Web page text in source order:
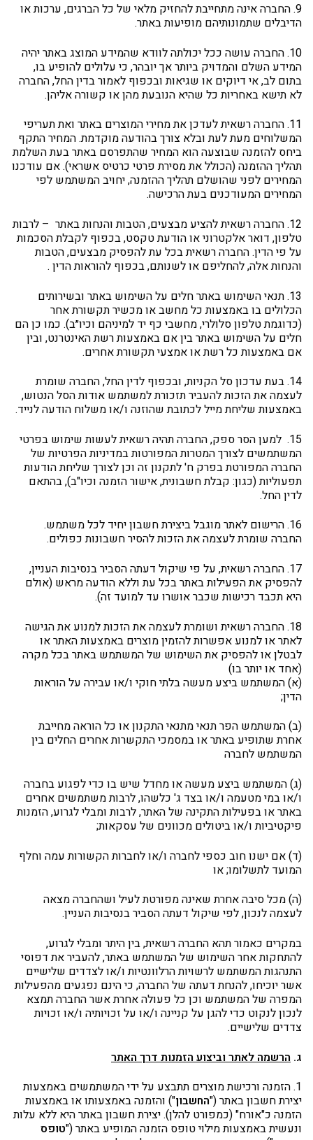
9. החברה אינה מתחייבת להחזיק מלאי של כל הברגים, ערכות או
הדיבלים שתמונותיהם מופיעות באתר.
10. החברה עושה ככל יכולתה לוודא שהמידע המוצג באתר יהיה
המידע השלם והמדויק ביותר אך יובהר, כי עלולים להופיע בו,
בתום לב, אי דיוקים או שגיאות ובכפוף לאמור בדין החל, החברה
לא תישא באחריות כל שהיא הנובעת מהן או קשורה אליהן.
11. החברה רשאית לעדכן את מחירי המוצרים באתר ואת תעריפי
המשלוחים מעת לעת ובלא צורך בהודעה מוקדמת. המחיר התקף
ביחס להזמנה שבוצעה הוא המחיר שהתפרסם באתר בעת השלמת
תהליך ההזמנה (הכולל את מסירת פרטי כרטיס אשראי). אם עודכנו
המחירים לפני שהושלם תהליך ההזמנה, יחויב המשתמש לפי
המחירים המעודכנים בעת הרכישה.
12. החברה רשאית להציע מבצעים, הטבות והנחות באתר – לרבות
טלפון, דואר אלקטרוני או הודעת טקסט, בכפוף לקבלת הסכמות
על פי הדין. החברה רשאית בכל עת להפסיק מבצעים, הטבות
והנחות אלה, להחליפם או לשנותם, בכפוף להוראות הדין .
13. תנאי השימוש באתר חלים על השימוש באתר ובשירותים
הכלולים בו באמצעות כל מחשב או מכשיר תקשורת אחר
(כדוגמת טלפון סלולרי, מחשבי כף יד למיניהם וכיו״ב). כמו כן הם
חלים על השימוש באתר בין אם באמצעות רשת האינטרנט, ובין
אם באמצעות כל רשת או אמצעי תקשורת אחרים.
14. בעת עדכון סל הקניות, ובכפוף לדין החל, החברה שומרת
לעצמה את הזכות להעביר תזכורת למשתמש אודות הסל הנטוש,
באמצעות שליחת מייל לכתובת שהוזנה ו/או משלוח הודעה לנייד.
15. למען הסר ספק, החברה תהיה רשאית לעשות שימוש בפרטי
המשתמשים לצורך המטרות המפורטות במדיניות הפרטיות של
החברה המפורטת בפרק ח' לתקנון זה וכן לצורך שליחת הודעות
תפעוליות (כגון: קבלת חשבונית, אישור הזמנה וכיו"ב), בהתאם
לדין החל.
16. הרישום לאתר מוגבל ביצירת חשבון יחיד לכל משתמש.
החברה שומרת לעצמה את הזכות להסיר חשבונות כפולים.
17. החברה רשאית, על פי שיקול דעתה הסביר בנסיבות העניין,
להפסיק את הפעילות באתר בכל עת וללא הודעה מראש (אולם
היא תכבד רכישות שכבר אושרו עד למועד זה).
18. החברה רשאית ושומרת לעצמה את הזכות למנוע את הגישה
לאתר או למנוע אפשרות להזמין מוצרים באמצעות האתר או
לבטלן או להפסיק את השימוש של המשתמש באתר בכל מקרה
(אחד או יותר בו)
(א) המשתמש ביצע מעשה בלתי חוקי ו/או עבירה על הוראות
הדין;
(ב) המשתמש הפר תנאי מתנאי התקנון או כל הוראה מחייבת
אחרת שתופיע באתר או במסמכי התקשרות אחרים החלים בין
המשתמש לחברה
(ג) המשתמש ביצע מעשה או מחדל שיש בו כדי לפגוע בחברה
ו/או במי מטעמה ו/או בצד ג' כלשהו, לרבות משתמשים אחרים
באתר או בפעילות התקינה של האתר, לרבות ומבלי לגרוע, הזמנות
פיקטיביות ו/או ביטולים מכוונים של עסקאות;
(ד) אם ישנו חוב כספי לחברה ו/או לחברות הקשורות עמה וחלף
המועד לתשלומו; או
(ה) מכל סיבה אחרת שאינה מפורטת לעיל ושהחברה מצאה
לעצמה לנכון, לפי שיקול דעתה הסביר בנסיבות העניין.
במקרים כאמור תהא החברה רשאית, בין היתר ומבלי לגרוע,
להתחקות אחר השימוש של המשתמש באתר, להעביר את דפוסי
התנהגות המשתמש לרשויות הרלוונטיות ו/או לצדדים שלישיים
אשר יוכיחו, להנחת דעתה של החברה, כי הינם נפגעים מהפעילות
המפרה של המשתמש וכן כל פעולה אחרת אשר החברה תמצא
לנכון לנקוט כדי להגן על קניינה ו/או על זכויותיה ו/או זכויות
צדדים שלישיים.
ג. הרשמה לאתר וביצוע הזמנות דרך האתר
1. הזמנה ורכישת מוצרים תתבצע על ידי המשתמשים באמצעות
יצירת חשבון באתר ("החשבון") והזמנה באמצעותו או באמצעות
הזמנה כ"אורח" (כמפורט להלן). יצירת חשבון באתר היא ללא עלות
ונעשית באמצעות מילוי טופס הזמנה המופיע באתר ("טופס